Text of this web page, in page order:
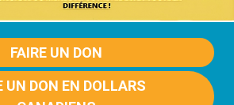
FAIRE UN DON
UN DON EN DOLLARS